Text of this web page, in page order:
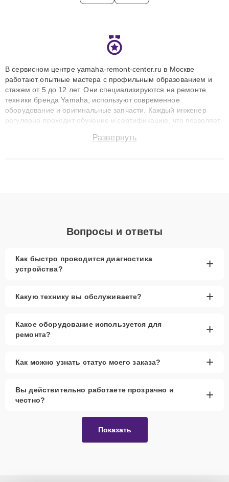
В сервисном центре yamaha-remont-center.ru в Москве
работают опытные мастера с профильным образованием и
стажем от 5 до 12 лет. Они специализируются на ремонте
техники бренда Yamaha, используют современное
оборудование и оригинальные запчасти. Каждый инженер
регулярно проходит обучение и сертификацию, что позволяет
технику с сохранением гарантии до 3 лет. Наши мастера
Развернуть
Вопросы и ответы
Как быстро проводится диагностика
устройства?
+
Какую технику вы обслуживаете? +
Какое оборудование используется для
ремонта?
+
Как можно узнать статус моего заказа? +
Вы действительно работаете прозрачно и
честно?
+
Показать